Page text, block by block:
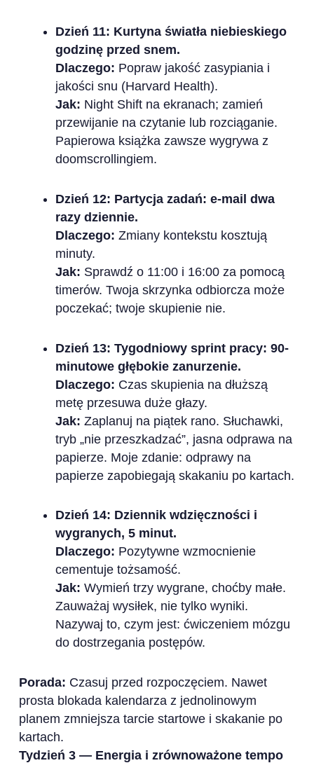
Dzień 11: Kurtyna światła niebieskiego
godzinę przed snem.
Dlaczego: Popraw jakość zasypiania i
jakości snu (Harvard Health).
Jak: Night Shift na ekranach; zamień
przewijanie na czytanie lub rozciąganie.
Papierowa książka zawsze wygrywa z
doomscrollingiem.
Dzień 12: Partycja zadań: e-mail dwa
razy dziennie.
Dlaczego: Zmiany kontekstu kosztują
minuty.
Jak: Sprawdź o 11:00 i 16:00 za pomocą
timerów. Twoja skrzynka odbiorcza może
poczekać; twoje skupienie nie.
Dzień 13: Tygodniowy sprint pracy: 90-
minutowe głębokie zanurzenie.
Dlaczego: Czas skupienia na dłuższą
metę przesuwa duże głazy.
Jak: Zaplanuj na piątek rano. Słuchawki,
tryb „nie przeszkadzać”, jasna odprawa na
papierze. Moje zdanie: odprawy na
papierze zapobiegają skakaniu po kartach.
Dzień 14: Dziennik wdzięczności i
wygranych, 5 minut.
Dlaczego: Pozytywne wzmocnienie
cementuje tożsamość.
Jak: Wymień trzy wygrane, choćby małe.
Zauważaj wysiłek, nie tylko wyniki.
Nazywaj to, czym jest: ćwiczeniem mózgu
do dostrzegania postępów.
Porada: Czasuj przed rozpoczęciem. Nawet
prosta blokada kalendarza z jednolinowym
planem zmniejsza tarcie startowe i skakanie po
kartach.
Tydzień 3 — Energia i zrównoważone tempo